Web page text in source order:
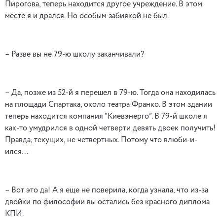
Пирогова, теперь находится другое учреждение. В этом
месте я и дрался. Но особым забиякой не был.
– Разве вы не 79-ю школу заканчивали?
– Да, позже из 52-й я перешел в 79-ю. Тогда она находилась
на площади Спартака, около театра Франко. В этом здании
теперь находится компания “Киевэнерго”. В 79-й школе я
как-то умудрился в одной четверти девять двоек получить!
Правда, текущих, не четвертных. Потому что влюби-и-
ился…
– Вот это да! А я еще не поверила, когда узнала, что из-за
двойки по философии вы остались без красного диплома
КПИ.